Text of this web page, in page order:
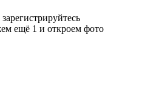
ещё 1 и откроем фото